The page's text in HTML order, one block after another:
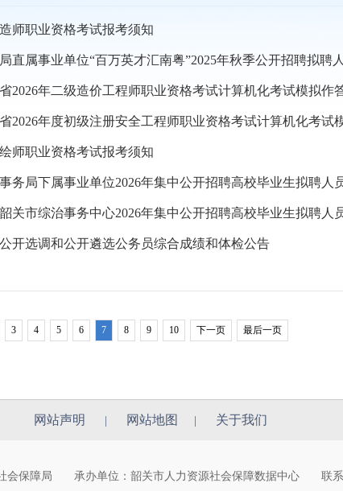
师职业资格考试报考须知
直属事业单位“百万英才汇南粤”2025年秋季公开招聘拟聘
2026年二级造价工程师职业资格考试计算机化考试模拟作
2026年度初级注册安全工程师职业资格考试计算机化考试
师职业资格考试报考须知
务局下属事业单位2026年集中公开招聘高校毕业生拟聘人
关市综治事务中心2026年集中公开招聘高校毕业生拟聘人
开选调和公开遴选公务员综合成绩和体检公告
3 4 5 6 7 8 9 10 下一页 最后一页
网站声明 网站地图 关于我们
会保障局 承办单位：韶关市人力资源社会保障数据中心 联